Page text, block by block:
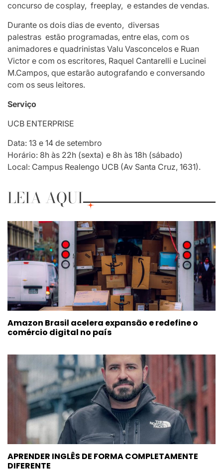
concurso de cosplay, freeplay, e estandes de vendas.
Durante os dois dias de evento, diversas
palestras estão programadas, entre elas, com os
animadores e quadrinistas Valu Vasconcelos e Ruan
Victor e com os escritores, Raquel Cantarelli e Lucinei
M.Campos, que estarão autografando e conversando
com os seus leitores.
Serviço
UCB ENTERPRISE
Data: 13 e 14 de setembro
Horário: 8h às 22h (sexta) e 8h às 18h (sábado)
Local: Campus Realengo UCB (Av Santa Cruz, 1631).
LEIA AQUI
Amazon Brasil acelera expansão e redefine o
comércio digital no país
APRENDER INGLÊS DE FORMA COMPLETAMENTE
DIFERENTE